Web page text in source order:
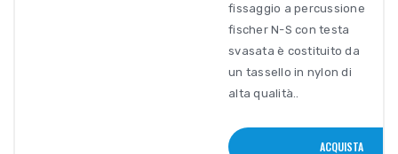
fissaggio a percussione
fischer N-S con testa
svasata è costituito da
un tassello in nylon di
alta qualità..
ACQUISTA